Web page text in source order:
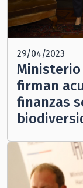
29/04/2023
Ministerio
firman
finanzas